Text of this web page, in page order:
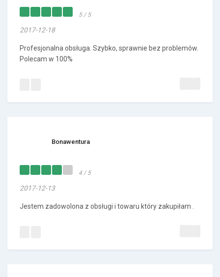
5 / 5
2017-12-18
Profesjonalna obsługa. Szybko, sprawnie bez problemów.
Polecam w 100%
Bonawentura
4 / 5
2017-12-13
Jestem zadowolona z obsługi i towaru który zakupiłam .